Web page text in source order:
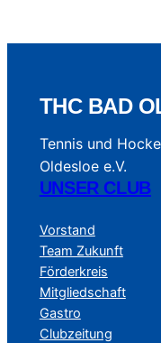
THC BAD
Tennis und
Oldesloe e.V.
UNSER CLUB
Vorstand
Team Zukunft
Förderkreis
Mitgliedschaft
Gastro
Clubzeitung